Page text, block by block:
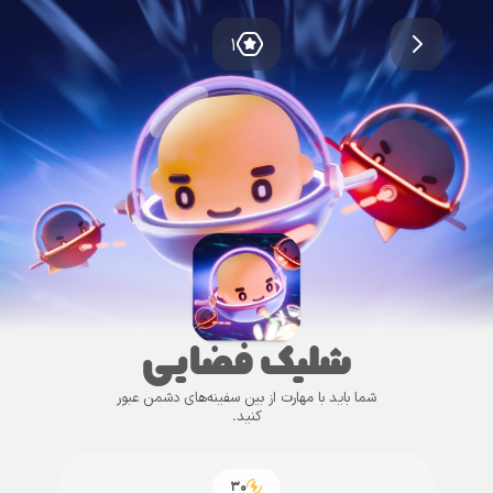
۱
شلیک فضایی
شما باید با مهارت از بین سفینه‌های دشمن عبور
کنید.
۳۰